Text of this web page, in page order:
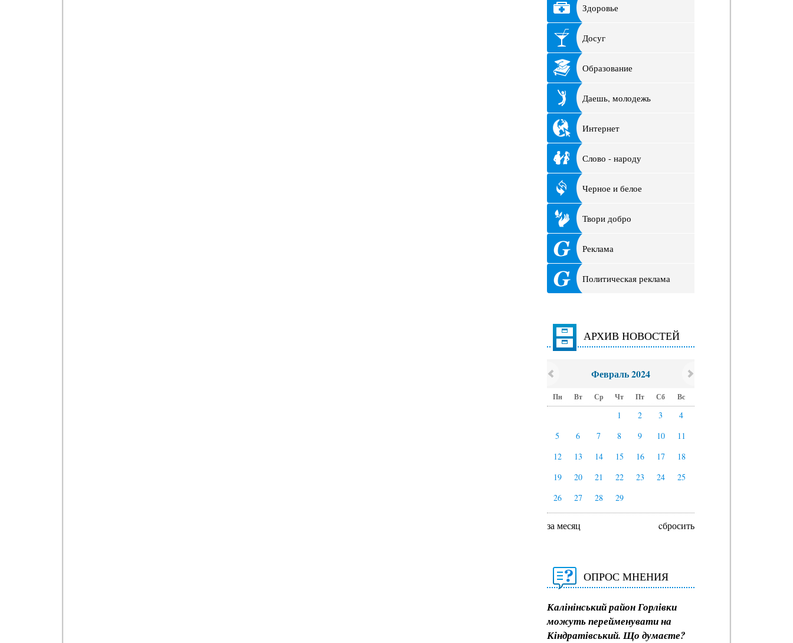
Здоровье
Досуг
Образование
Даешь, молодежь
Интернет
Слово - народу
Черное и белое
Твори добро
Реклама
Политическая реклама
АРХИВ НОВОСТЕЙ
Февраль 2024
Пн Вт Ср Чт Пт Сб Вс
1 2 3
4
5
6 7 8 9 10
11
12
13 14 15 16 17
18
19
20 21 22 23 24
25
26
27 28 29
за месяц cбросить
ОПРОС МНЕНИЯ
Калінінський район Горлівки
можуть перейменувати на
Кіндратівський. Що думаєте?